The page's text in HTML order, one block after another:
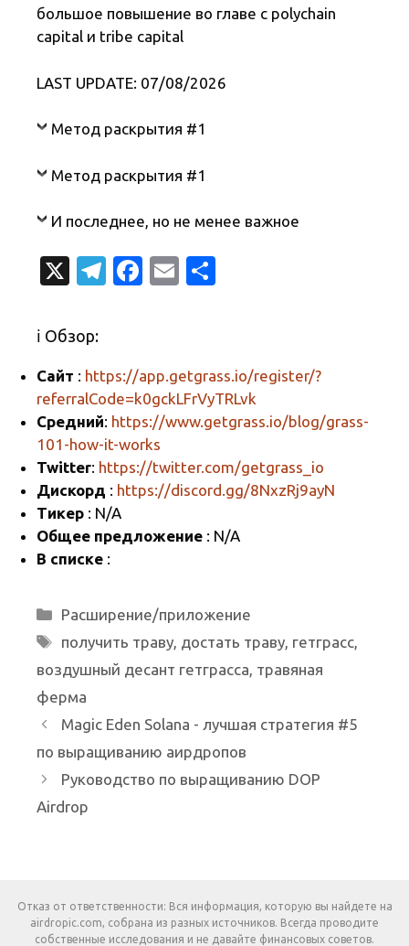
большое повышение во главе с polychain
capital и tribe capital
LAST UPDATE: 07/08/2026
Метод раскрытия #1
Метод раскрытия #1
И последнее, но не менее важное
X
T
a
m
Fa
o
o
k
E
а
в
т
ь
ℹ️ Обзор:
Сайт : https://app.getgrass.io/register/?
referralCode=k0gckLFrVyTRLvk
Средний: https://www.getgrass.io/blog/grass-
101-how-it-works
Twitter: https://twitter.com/getgrass_io
Дискорд : https://discord.gg/8NxzRj9ayN
Тикер : N/A
Общее предложение : N/A
В списке :
Рубрики
Расширение/приложение
Метки
получить траву достать траву гетграсс
воздушный десант гетграсса травяная
ферма
Magic Eden Solana - лучшая стратегия #5
по выращиванию аирдропов
Руководство по выращиванию DOP
Airdrop
Отказ от ответственности: Вся информация, которую вы найдете на
airdropic.com, собрана из разных источников. Всегда проводите
собственные исследования и не давайте финансовых советов.